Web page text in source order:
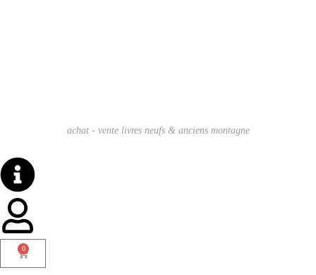
achat - vente livres neufs & anciens montagne
0